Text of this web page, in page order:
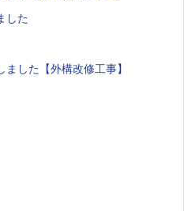
した
した【外構改修工事】